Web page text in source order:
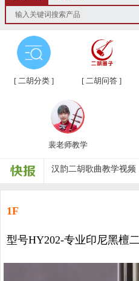
[ 二胡分类 ] [ 二胡问答 ]
裴老师教学
第三届“汉韵杯”中老
汉韵二胡教学视频教材
汉韵二胡高老师教学视频
汉韵二胡裴老师教学视频
汉韵二胡歌曲教学视频
二胡常用演奏符号说明
1F
型号HY202-专业印尼黑檀